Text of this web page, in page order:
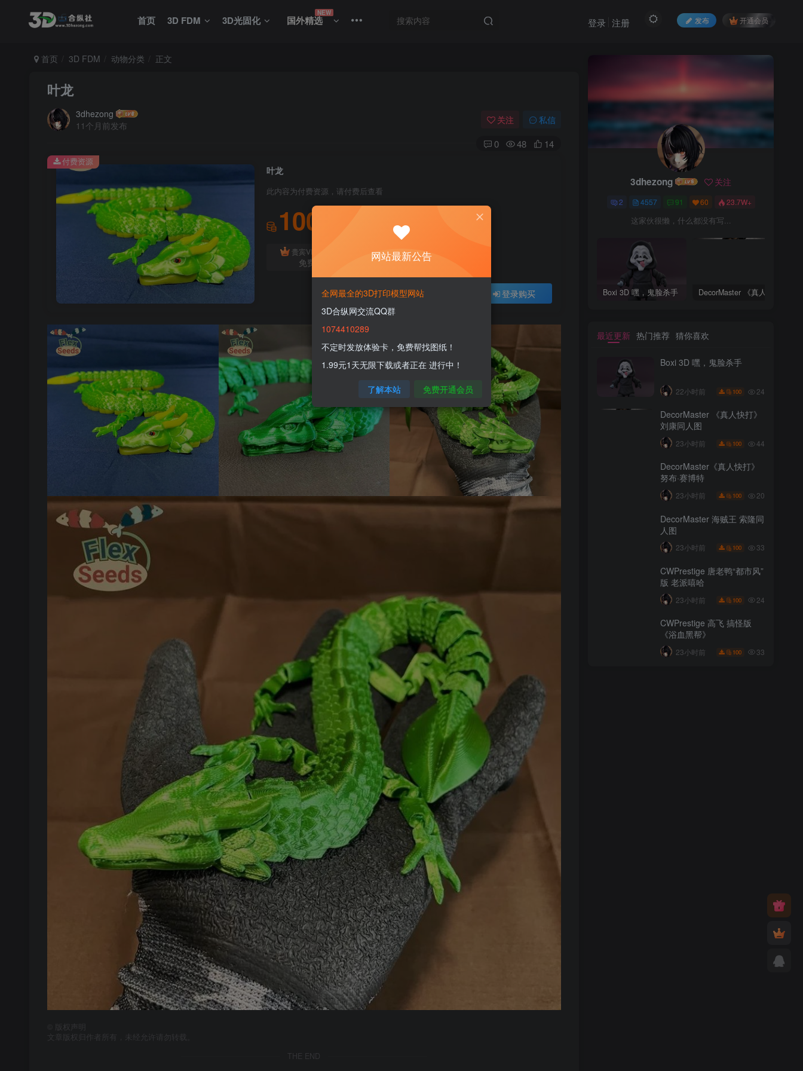
首页 3D FDM 3D光固化 国外精选
NEW
发布 开通会员
登录 注册
首页 3D FDM 动物分类 正文
叶龙
3dhezong
11个月前发布
关注 私信
0 48 14
叶龙
此内容为付费资源，请付费后查看
100
贵宾VIP会员
免费
体验会员免费
登录购买
付费资源
版权声明
文章版权归作者所有，未经允许请勿转载。
THE END
3dhezong 关注
2 4557 91 60 23.7W+
这家伙很懒，什么都没有写...
Boxi 3D 嘿，鬼脸杀手
最近更新 热门推荐 猜你喜欢
Boxi 3D 嘿，鬼脸杀手
22小时前 100 24
DecorMaster 《真人快打》
刘康同人图
23小时前 100 44
DecorMaster《真人快打》
努布·赛博特
23小时前 100 20
DecorMaster 海贼王 索隆同
人图
23小时前 100 33
CWPrestige 唐老鸭“都市风”
版 老派嘻哈
23小时前 100 24
CWPrestige 高飞 搞怪版
《浴血黑帮》
23小时前 100 33
3dhezong 关注
2 4557 91 60 23.7W+
这家伙很懒，什么都没有写...
Boxi 3D 嘿，鬼脸杀手
热门推荐 猜你喜欢
22小时前
刘康同人图
23小时前
努布·赛博特
23小时前
人图
23小时前
网站最新公告
全网最全的3D打印模型网站
3D合纵网交流QQ群
1074410289
不定时发放体验卡，免费帮找图纸！
1.99元1天无限下载或者正在 进行中！
了解本站 免费开通会员